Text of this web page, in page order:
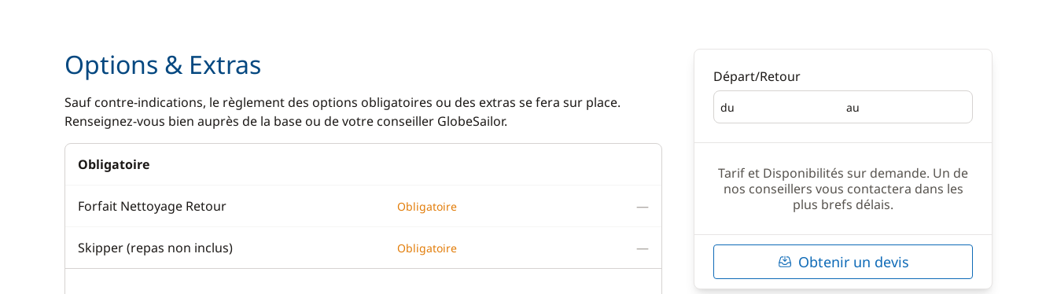
Options & Extras
Sauf contre-indications, le règlement des options obligatoires ou des extras se fera sur place.
Renseignez-vous bien auprès de la base ou de votre conseiller GlobeSailor.
Obligatoire
Forfait Nettoyage Retour Obligatoire —
Skipper (repas non inclus) Obligatoire —
Départ/Retour
du
Départ au
Retour
Tarif et Disponibilités sur demande. Un de
nos conseillers vous contactera dans les
plus brefs délais.
Obtenir un devis